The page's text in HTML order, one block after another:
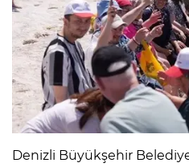
Denizli Büyükşehir